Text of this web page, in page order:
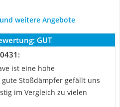
weitere Angebote
GUT
ist eine hohe
Stoßdämpfer gefällt uns
im Vergleich zu vielen